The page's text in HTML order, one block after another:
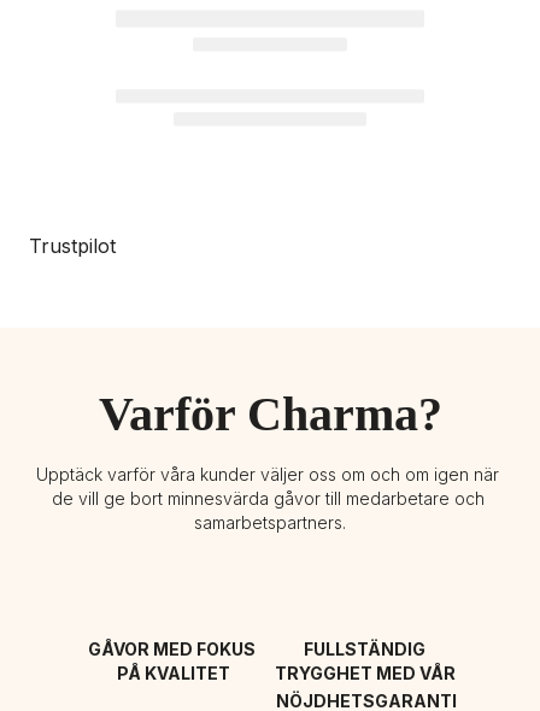
Trustpilot
Varför Charma?
Upptäck varför våra kunder väljer oss om och om igen när
de vill ge bort minnesvärda gåvor till medarbetare och
samarbetspartners.
GÅVOR MED FOKUS
PÅ KVALITET
FULLSTÄNDIG
TRYGGHET MED VÅR
NÖJDHETSGARANTI